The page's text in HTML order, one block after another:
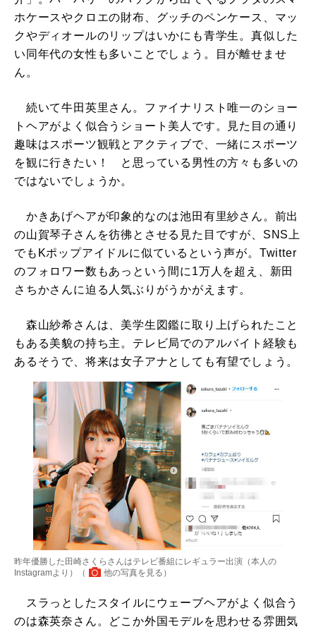
ホケースやクロエの財布、グッチのペンケース、マッ
クやディオールのリップはいかにも青学生。真似した
い同年代の女性も多いことでしょう。目が離せませ
ん。
続いて牛田英里さん。ファイナリスト唯一のショー
トヘアがよく似合うショート美人です。見た目の通り
趣味はスポーツ観戦とアクティブで、一緒にスポーツ
を観に行きたい！ と思っている男性の方々も多いの
ではないでしょうか。
かきあげヘアが印象的なのは池田有里紗さん。前出
の山賀琴子さんを彷彿とさせる見た目ですが、SNS上
でもKポップアイドルに似ているという声が。Twitter
のフォロワー数もあっという間に1万人を超え、新田
さちかさんに迫る人気ぶりがうかがえます。
森山紗希さんは、美学生図鑑に取り上げられたこと
もある美貌の持ち主。テレビ局でのアルバイト経験も
あるそうで、将来は女子アナとしても有望でしょう。
昨年優勝した田崎さくらさんはテレビ番組にレギュラー出演（本人の
Instagramより）（
他の写真を見る ）
スラっとしたスタイルにウェーブヘアがよく似合う
のは森英奈さん。どこか外国モデルを思わせる雰囲気